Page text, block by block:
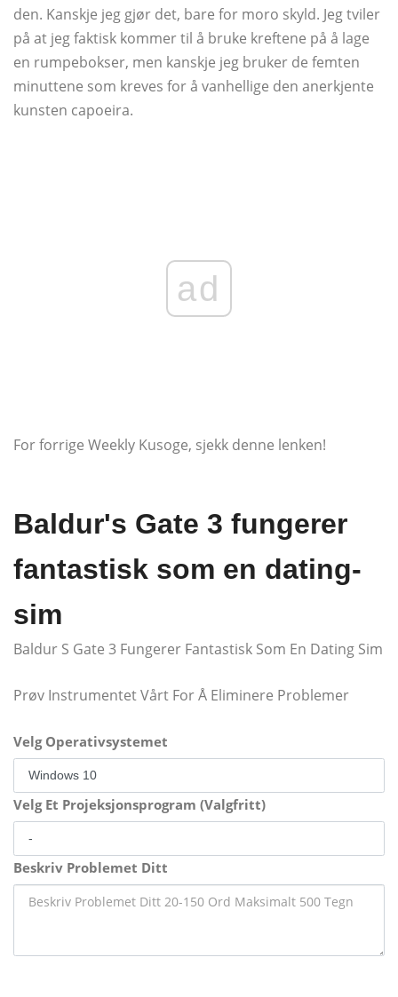
den. Kanskje jeg gjør det, bare for moro skyld. Jeg tviler
på at jeg faktisk kommer til å bruke kreftene på å lage
en rumpebokser, men kanskje jeg bruker de femten
minuttene som kreves for å vanhellige den anerkjente
kunsten capoeira.
ad
For forrige Weekly Kusoge, sjekk denne lenken!
Baldur's Gate 3 fungerer
fantastisk som en dating-
sim
Baldur S Gate 3 Fungerer Fantastisk Som En Dating Sim
Prøv Instrumentet Vårt For Å Eliminere Problemer
Velg Operativsystemet
Velg Et Projeksjonsprogram (Valgfritt)
Beskriv Problemet Ditt